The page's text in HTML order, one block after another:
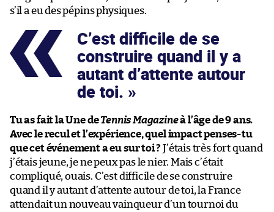
s’il a eu des pépins physiques.
C’est difficile de se
construire quand il y a
autant d’attente autour
de toi.
Tu as fait la Une deTennis Magazineà l’âge de 9 ans.
Avec le recul et l’expérience, quel impact penses-tu
que cet événement a eu sur toi ? J’étais très fort quand
j’étais jeune, je ne peux pas le nier. Mais c’était
compliqué, ouais. C’est difficile de se construire
quand il y autant d’attente autour de toi, la France
attendait un nouveau vainqueur d’un tournoi du